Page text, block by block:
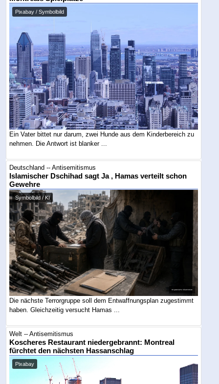
Pixabay / Symbolbild
Ein Vater bittet nur darum, zwei Hunde aus dem Kinderbereich zu
nehmen. Die Antwort ist blanker ...
Deutschland -- Antisemitismus
Islamischer Dschihad sagt Ja , Hamas verteilt schon
Gewehre
Symbolbild / KI
Die nächste Terrorgruppe soll dem Entwaffnungsplan zugestimmt
haben. Gleichzeitig versucht Hamas ...
Welt -- Antisemitismus
Koscheres Restaurant niedergebrannt: Montreal
fürchtet den nächsten Hassanschlag
Pixabay